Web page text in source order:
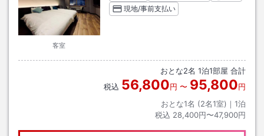
客室
現地/事前支払い
おとな2名 1泊1部屋 合計
税込 56,800円 〜 95,800円
おとな1名 (2名1室)｜ 1泊
税込 28,400円〜47,900円